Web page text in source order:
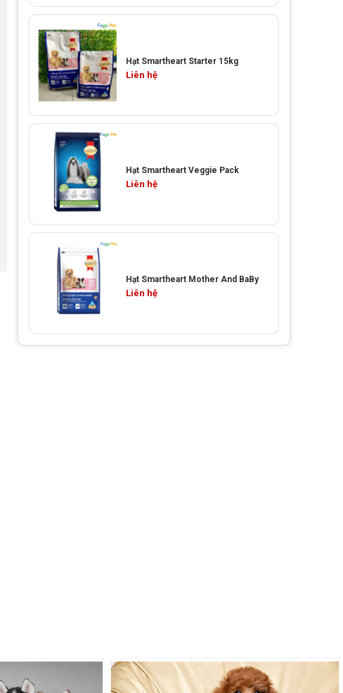
Hạt Smartheart Starter 15kg
Liên hệ
Hạt Smartheart Veggie Pack
Liên hệ
Hạt Smartheart Mother And BaBy
Liên hệ